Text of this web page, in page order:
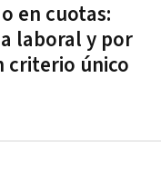
en cuotas:
laboral y por
criterio único